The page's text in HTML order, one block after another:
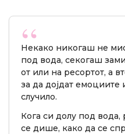
Некако никогаш не
под вода, секогаш
от или на ресортот, а
за да дојдат
случило.
Кога си долу под вода,
се дише, како да се